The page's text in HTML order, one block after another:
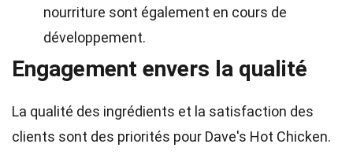
nourriture sont également en cours de
développement.
Engagement envers la qualité
La qualité des ingrédients et la satisfaction des
clients sont des priorités pour Dave's Hot Chicken.